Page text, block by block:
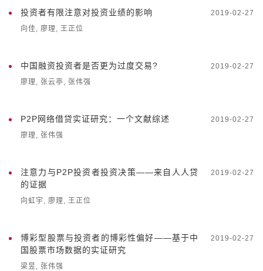
投资者有限注意对投资业绩的影响
向佳, 廖理, 王正位
2019-02-27
中国融资投资者是否更为过度交易?
廖理, 张云亭, 张伟强
2019-02-27
P2P网络借贷实证研究：一个文献综述
廖理, 张伟强
2019-02-27
注意力与P2P投资者投资决策——来自人人贷
的证据
向虹宇, 廖理, 王正位
2019-02-27
博彩型股票与投资者的博彩性偏好——基于中
国股票市场数据的实证研究
梁昱, 张伟强
2019-02-27